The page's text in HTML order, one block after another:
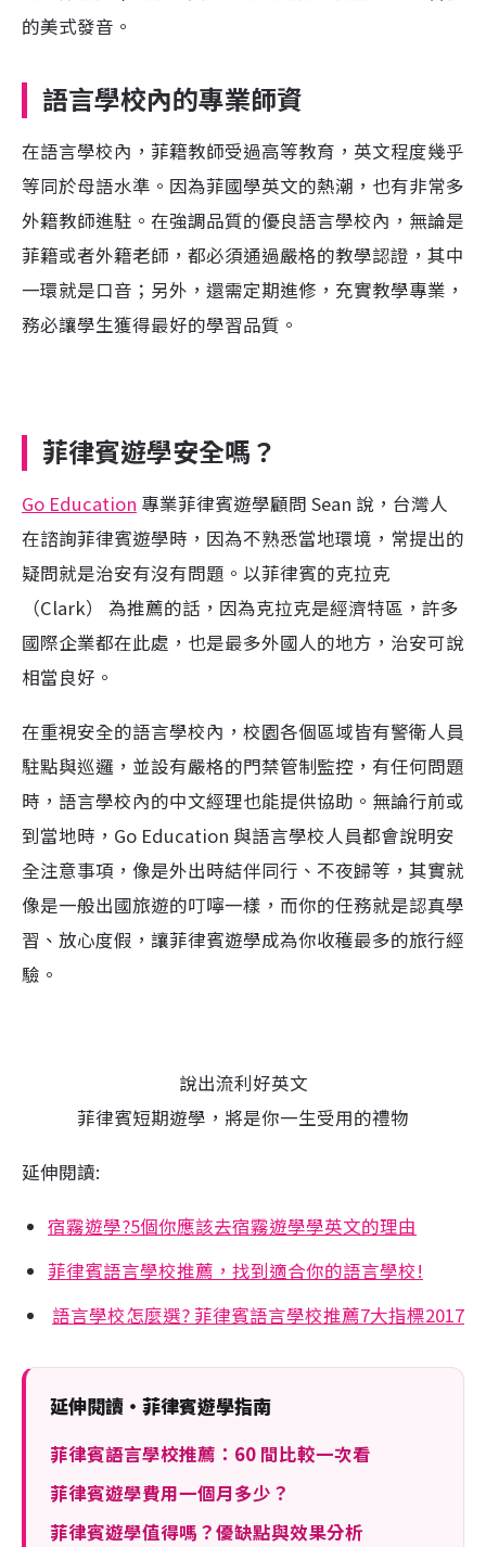
的美式發音。
語言學校內的專業師資
在語言學校內，菲籍教師受過高等教育，英文程度幾乎
等同於母語水準。因為菲國學英文的熱潮，也有非常多
外籍教師進駐。在強調品質的優良語言學校內，無論是
菲籍或者外籍老師，都必須通過嚴格的教學認證，其中
一環就是口音；另外，還需定期進修，充實教學專業，
務必讓學生獲得最好的學習品質。
菲律賓遊學安全嗎？
Go Education 專業菲律賓遊學顧問 Sean 說，台灣人
在諮詢菲律賓遊學時，因為不熟悉當地環境，常提出的
疑問就是治安有沒有問題。以菲律賓的克拉克
（Clark） 為推薦的話，因為克拉克是經濟特區，許多
國際企業都在此處，也是最多外國人的地方，治安可說
相當良好。
在重視安全的語言學校內，校園各個區域皆有警衛人員
駐點與巡邏，並設有嚴格的門禁管制監控，有任何問題
時，語言學校內的中文經理也能提供協助。無論行前或
到當地時，Go Education 與語言學校人員都會說明安
全注意事項，像是外出時結伴同行、不夜歸等，其實就
像是一般出國旅遊的叮嚀一樣，而你的任務就是認真學
習、放心度假，讓菲律賓遊學成為你收穫最多的旅行經
驗。
說出流利好英文
菲律賓短期遊學，將是你一生受用的禮物
延伸閱讀:
宿霧遊學?5個你應該去宿霧遊學學英文的理由
菲律賓語言學校推薦，找到適合你的語言學校!
語言學校怎麼選? 菲律賓語言學校推薦7大指標2017
延伸閱讀・菲律賓遊學指南
菲律賓語言學校推薦：60 間比較一次看
菲律賓遊學費用一個月多少？
菲律賓遊學值得嗎？優缺點與效果分析